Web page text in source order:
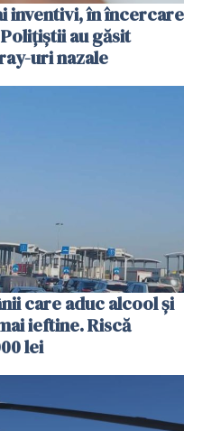
inventivi, în încercare
au găsit
uri nazale
care aduc alcool și
ieftine. Riscă
lei